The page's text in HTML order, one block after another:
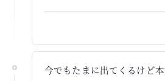
今でもたまに出てくるけど